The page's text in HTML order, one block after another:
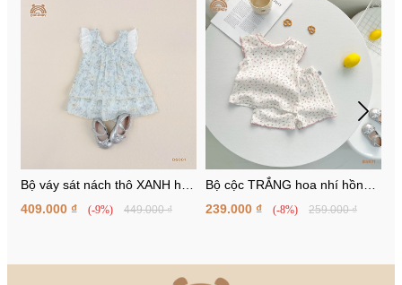
Bộ váy sát nách thô XANH hoa
trắng
409.000 ₫ (-9%) 449.000 ₫
Bộ cộc TRẮNG hoa nhí hồng
cánh tiên
239.000 ₫ (-8%) 259.000 ₫